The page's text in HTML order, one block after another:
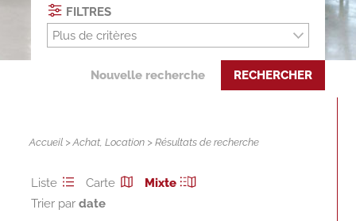
FILTRES
Plus de critères
Nouvelle recherche RECHERCHER
Accueil >Achat,Location > Résultats de recherche
Liste Carte
Mixte
Trier par